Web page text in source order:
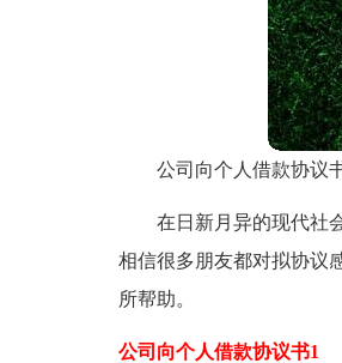
公司向个人借款协议
在日新月异的现代社
相信很多朋友都对拟协议
所帮助。
公司向个人借款协议书1